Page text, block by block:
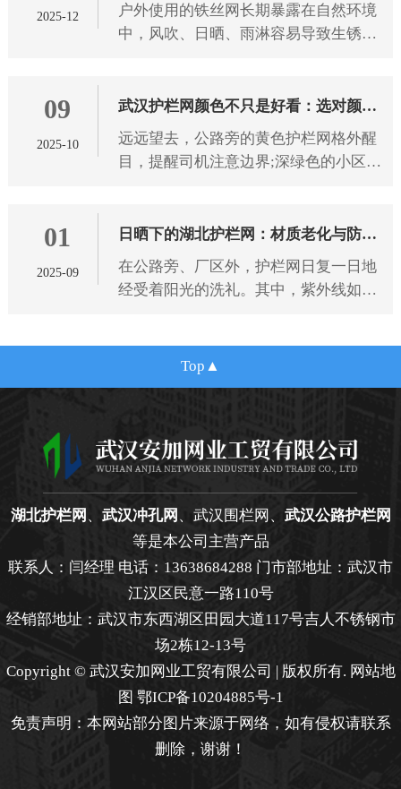
2025-12 雨淋有技巧
户外使用的铁丝网长期暴露在自然环境
中，风吹、日晒、雨淋容易导致生锈、
网，需从 武汉铁丝网 材质、工艺
09
2025-10
武汉护栏网颜色不只是好看：选对颜色
防护更靠谱
远远望去，公路旁的黄色护栏网格外醒
目，提醒司机注意边界;深绿色的小区护
从来都不只是为了美观，不同
01
2025-09
日晒下的湖北护栏网：材质老化与防护
之道
在公路旁、厂区外，护栏网日复一日地
经受着阳光的洗礼。其中，紫外线如同
材质会发生一系列变化，
Top
湖北护栏网 、 武汉冲孔网 、武汉围栏网、 武汉公路护栏网
等是本公司主营产品
联系人：闫经理 电话：13638684288 门市部地址：武汉市
江汉区民意一路110号
经销部地址：武汉市东西湖区田园大道117号吉人不锈钢市
场2栋12-13号
Copyright © 武汉安加网业工贸有限公司 | 版权所有. 网站地
图 鄂ICP备10204885号-1
免责声明：本网站部分图片来源于网络，如有侵权请联系
删除，谢谢！